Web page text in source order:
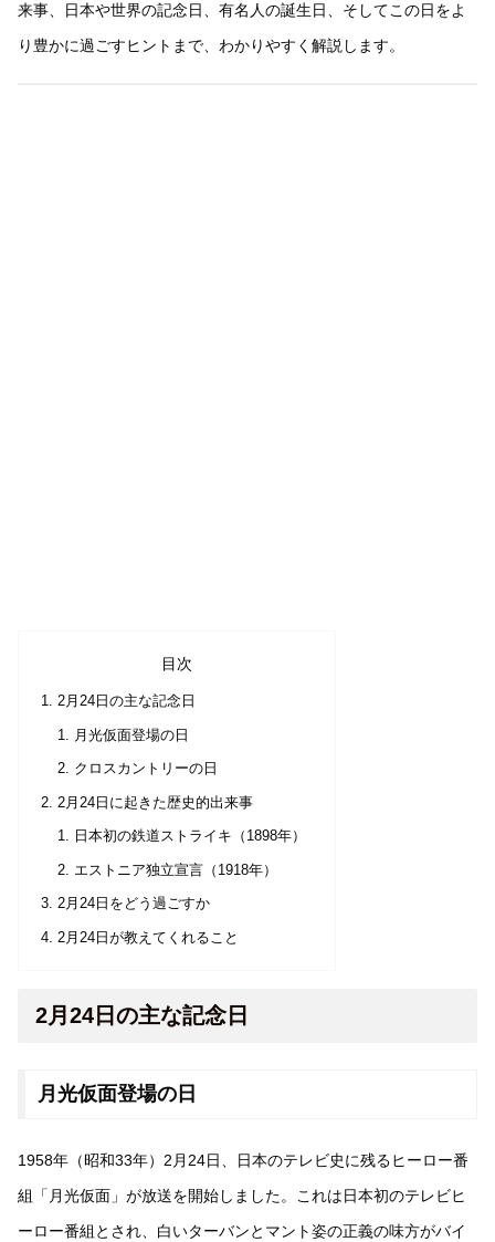
来事、日本や世界の記念日、有名人の誕生日、そしてこの日をよ
り豊かに過ごすヒントまで、わかりやすく解説します。
目次
2月24日の主な記念日
月光仮面登場の日
クロスカントリーの日
2月24日に起きた歴史的出来事
日本初の鉄道ストライキ（1898年）
エストニア独立宣言（1918年）
2月24日をどう過ごすか
2月24日が教えてくれること
2月24日の主な記念日
月光仮面登場の日
1958年（昭和33年）2月24日、日本のテレビ史に残るヒーロー番
組「月光仮面」が放送を開始しました。これは日本初のテレビヒ
ーロー番組とされ、白いターバンとマント姿の正義の味方がバイ